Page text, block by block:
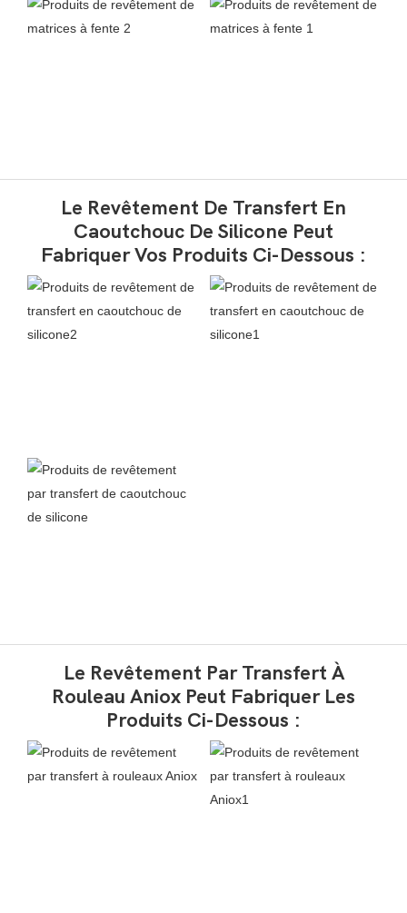
Le Revêtement De Transfert En
Caoutchouc De Silicone Peut
Fabriquer Vos Produits Ci-Dessous :
Le Revêtement Par Transfert À
Rouleau Aniox Peut Fabriquer Les
Produits Ci-Dessous :